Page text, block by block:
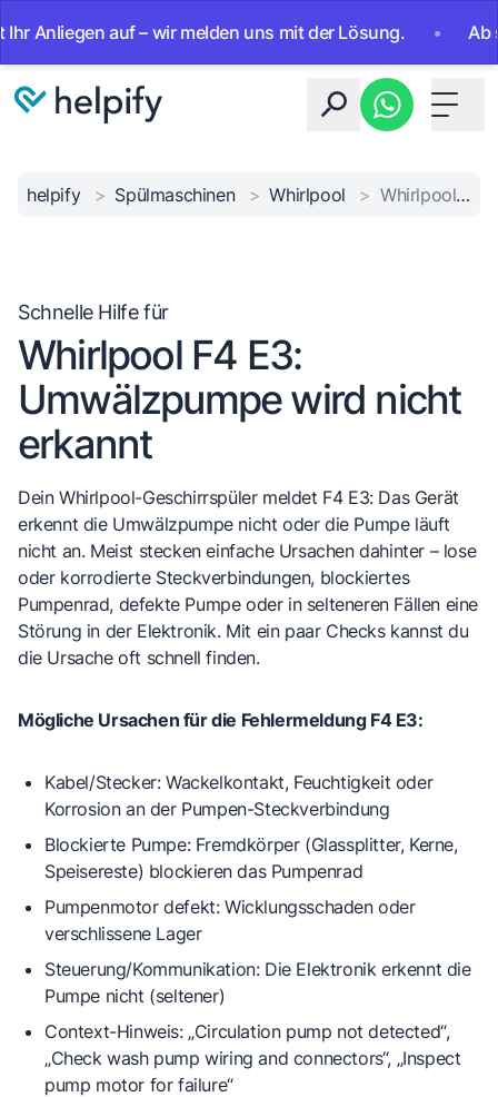
auf – wir melden uns mit der Lösung. • Ab sofort
Toggle
helpify > Spülmaschinen > Whirlpool > Whirlpool F4 E3 Pumpenfehler
Schnelle Hilfe für
Whirlpool F4 E3:
Umwälzpumpe wird nicht
erkannt
Dein Whirlpool-Geschirrspüler meldet F4 E3: Das Gerät
erkennt die Umwälzpumpe nicht oder die Pumpe läuft
nicht an. Meist stecken einfache Ursachen dahinter – lose
oder korrodierte Steckverbindungen, blockiertes
Pumpenrad, defekte Pumpe oder in selteneren Fällen eine
Störung in der Elektronik. Mit ein paar Checks kannst du
die Ursache oft schnell finden.
Mögliche Ursachen für die Fehlermeldung F4 E3:
Kabel/Stecker: Wackelkontakt, Feuchtigkeit oder
Korrosion an der Pumpen-Steckverbindung
Blockierte Pumpe: Fremdkörper (Glassplitter, Kerne,
Speisereste) blockieren das Pumpenrad
Pumpenmotor defekt: Wicklungsschaden oder
verschlissene Lager
Steuerung/Kommunikation: Die Elektronik erkennt die
Pumpe nicht (seltener)
Context-Hinweis: „Circulation pump not detected“,
„Check wash pump wiring and connectors“, „Inspect
pump motor for failure“